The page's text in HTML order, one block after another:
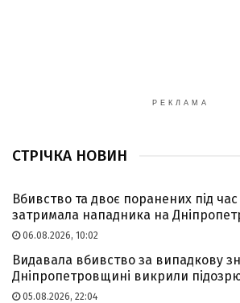
РЕКЛАМА
СТРІЧКА НОВИН
Вбивство та двоє поранених під час
затримала нападника на
06.08.2026, 10:02
Видавала вбивство за випадкову
Дніпропетровщині викрили
05.08.2026, 22:04